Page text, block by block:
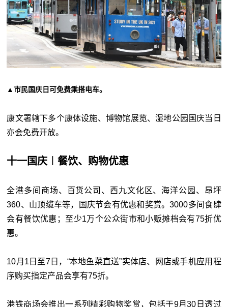
▲市民国庆日可免费乘搭电车。
康文署辖下多个康体设施、博物馆展览、湿地公园国庆当日
亦会免费开放。
十一国庆︱餐饮、购物优惠
全港多间商场、百货公司、西九文化区、海洋公园、昂坪
360、山顶缆车等，国庆节会有优惠和奖赏。3000多间食肆
会有餐饮优惠；至少1万个公众街市和小贩摊档会有75折优
惠。
10月1日至7日，“本地鱼菜直送”实体店、网店或手机应用程
序购买指定产品会享有75折。
港铁商场会推出一系列精彩购物奖赏，包括于9月30日透过